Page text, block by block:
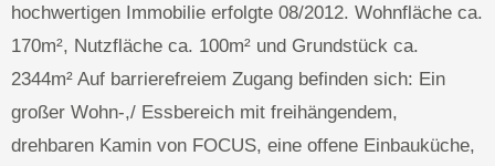
hochwertigen Immobilie erfolgte 08/2012. Wohnfläche ca.
170m², Nutzfläche ca. 100m² und Grundstück ca.
2344m² Auf barrierefreiem Zugang befinden sich: Ein
großer Wohn-,/ Essbereich mit freihängendem,
drehbaren Kamin von FOCUS, eine offene Einbauküche,